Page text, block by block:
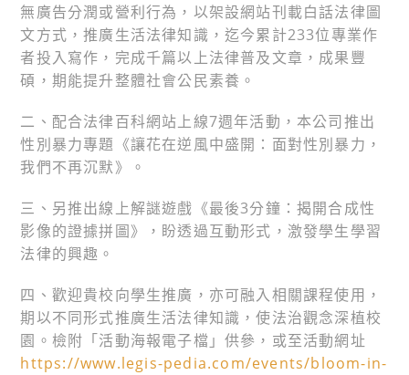
無廣告分潤或營利行為，以架設網站刊載白話法律圖
文方式，推廣生活法律知識，迄今累計233位專業作
者投入寫作，完成千篇以上法律普及文章，成果豐
碩，期能提升整體社會公民素養。
二、配合法律百科網站上線7週年活動，本公司推出
性別暴力專題《讓花在逆風中盛開：面對性別暴力，
我們不再沉默》。
三、另推出線上解謎遊戲《最後3分鐘：揭開合成性
影像的證據拼圖》，盼透過互動形式，激發學生學習
法律的興趣。
四、歡迎貴校向學生推廣，亦可融入相關課程使用，
期以不同形式推廣生活法律知識，使法治觀念深植校
園。檢附「活動海報電子檔」供參，或至活動網址
https://www.legis-pedia.com/events/bloom-in-